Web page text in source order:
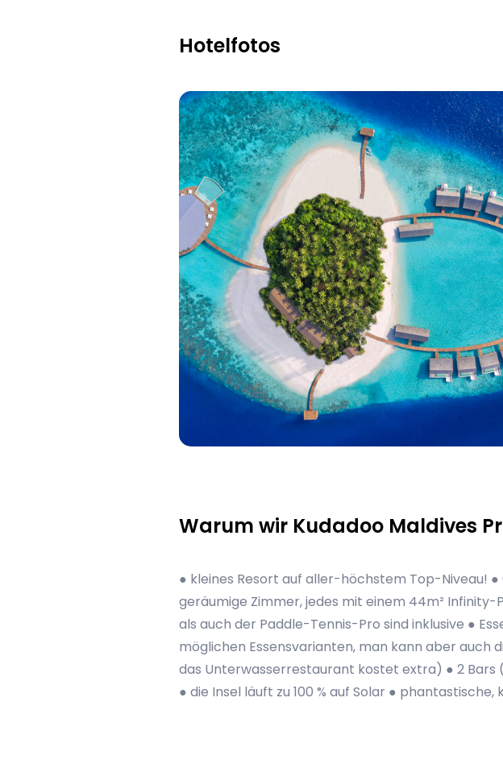
Hotelfotos
Warum wir Kudadoo Maldives
● kleines Resort auf aller-höchstem Top-Niveau!
geräumige Zimmer, jedes mit einem 44m²
als auch der Paddle-Tennis-Pro sind inklusive ●
möglichen Essensvarianten, man kann aber auch
das Unterwasserrestaurant kostet extra) ● 2
● die Insel läuft zu 100 % auf Solar ●